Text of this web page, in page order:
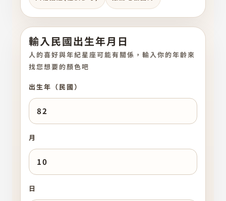
輸入民國出生年月日
人的喜好與年紀星座可能有關係，輸入你的年齡來
找您想要的顏色吧
出生年（民國）
月
日